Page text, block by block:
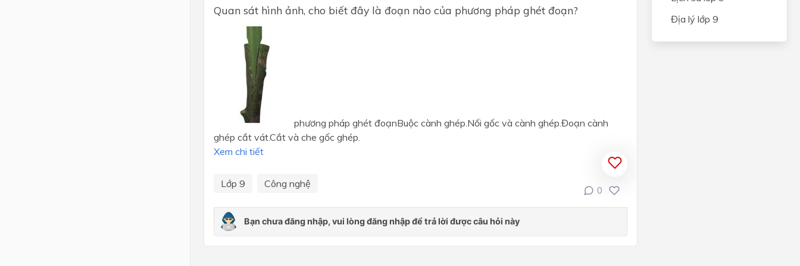
Chủ đề 3. KĨ THUẬT TRỒNG VÀ
Chủ đề 1. Chất dinh dưỡng và an
đến chế biến thực phẩm
ĐỊNH HƯỚNG NGHỀ NGHIỆP
Quan sát hình ảnh, cho biết đây là đoạn nào của phương pháp ghét đoạn?
phương pháp ghét đoạnBuộc cành ghép.Nối gốc và cành ghép.Đoạn cành
ghép cắt vát.Cắt và che gốc ghép.
Xem chi tiết
Lớp 9 Công nghệ
0
Địa lý lớp 9